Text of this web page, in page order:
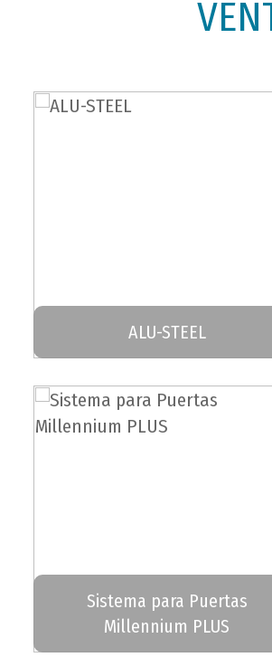
ALU-STEEL
Sistema para Puertas
Millennium PLUS